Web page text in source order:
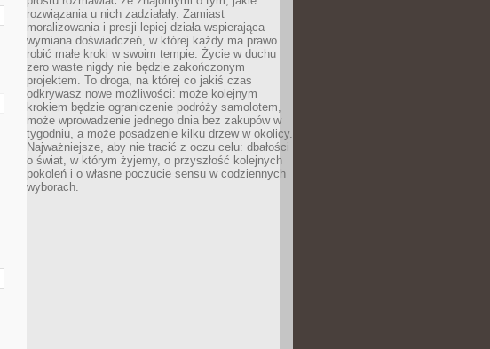
rozwiązania u nich zadziałały. Zamiast
moralizowania i presji lepiej działa wspierająca
wymiana doświadczeń, w której każdy ma prawo
robić małe kroki w swoim tempie. Życie w duchu
zero waste nigdy nie będzie zakończonym
projektem. To droga, na której co jakiś czas
odkrywasz nowe możliwości: może kolejnym
krokiem będzie ograniczenie podróży samolotem,
może wprowadzenie jednego dnia bez zakupów w
tygodniu, a może posadzenie kilku drzew w okolicy.
Najważniejsze, aby nie tracić z oczu celu: dbałości
o świat, w którym żyjemy, o przyszłość kolejnych
pokoleń i o własne poczucie sensu w codziennych
wyborach.